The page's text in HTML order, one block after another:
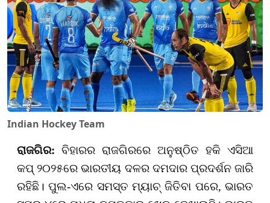
Indian Hockey Team
ରାଜଗିର: ବିହାରର ରାଜଗିରରେ ଅନୁଷ୍ଠିତ ହକି ଏସିଆ
କପ୍ ୨୦୨୫ରେ ଭାରତୀୟ ଦଳର ଦମଦାର ପ୍ରଦର୍ଶନ ଜାରି
ରହିଛି।ପୁଲ-ଏରେ ସମସ୍ତ ମ୍ୟାଚ୍ ଜିତିବା ପରେ,ଭାରତ